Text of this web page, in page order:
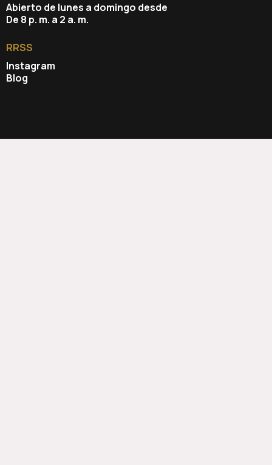
Abierto de lunes a domingo desde
De 8 p. m. a 2 a. m.
RRSS
Instagram
Blog